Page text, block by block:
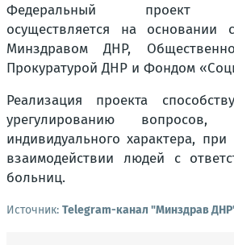
Федеральный проект
осуществляется на основании
Минздравом ДНР,
Прокуратурой ДНР и Фондом
Реализация проекта
урегулированию
индивидуального характера, при
взаимодействии людей с
больниц.
Источник: Telegram-канал "Минздрав